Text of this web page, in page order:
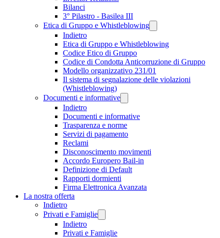
Bilanci
3° Pilastro - Basilea III
Etica di Gruppo e Whistleblowing
Indietro
Etica di Gruppo e Whistleblowing
Codice Etico di Gruppo
Codice di Condotta Anticorruzione di Gruppo
Modello organizzativo 231/01
Il sistema di segnalazione delle violazioni
(Whistleblowing)
Documenti e informative
Indietro
Documenti e informative
Trasparenza e norme
Servizi di pagamento
Reclami
Disconoscimento movimenti
Accordo Europero Bail-in
Definizione di Default
Rapporti dormienti
Firma Elettronica Avanzata
La nostra offerta
Indietro
Privati e Famiglie
Indietro
Privati e Famiglie